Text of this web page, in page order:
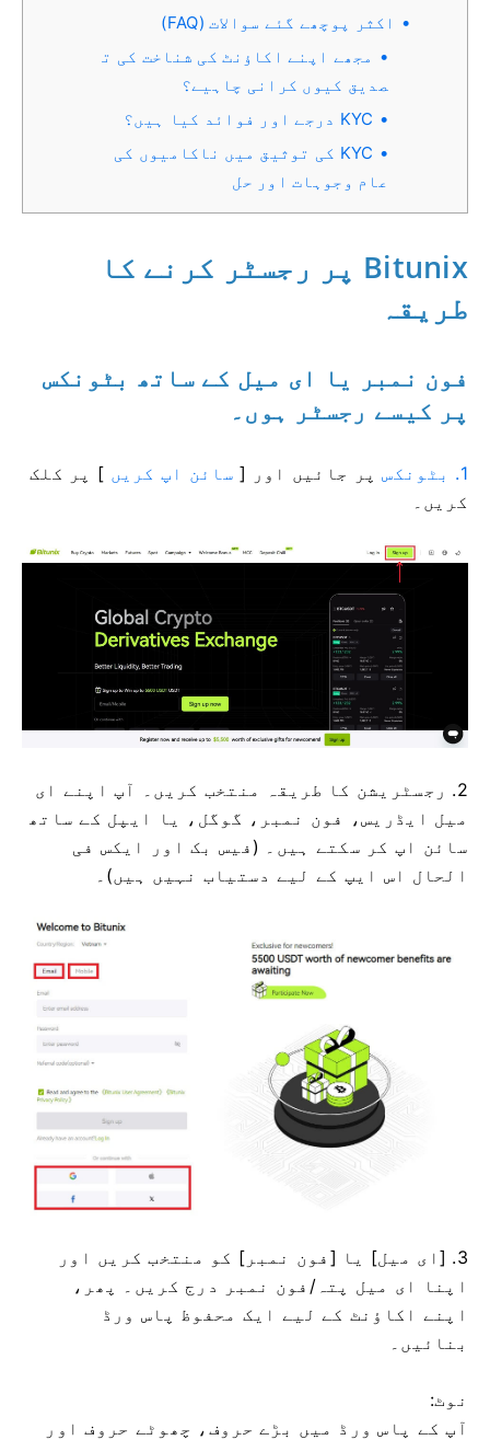
اکثر پوچھے گئے سوالات (FAQ)
مجھے اپنے اکاؤنٹ کی شناخت کی ت
صدیق کیوں کرانی چاہیے؟
KYC درجے اور فوائد کیا ہیں؟
KYC کی توثیق میں ناکامیوں کی
عام وجوہات اور حل
Bitunix پر رجسٹر کرنے کا
طریقہ
فون نمبر یا ای میل کے ساتھ بٹونکس
پر کیسے رجسٹر ہوں۔
1. بٹونکس پر جائیں اور [ سائن اپ کریں ] پر کلک
کریں۔
2. رجسٹریشن کا طریقہ منتخب کریں۔
آپ اپنے ای
میل ایڈریس، فون نمبر، گوگل، یا ایپل کے ساتھ
سائن اپ کر سکتے ہیں۔ (فیس بک اور ایکس فی
الحال اس ایپ کے لیے دستیاب نہیں ہیں)۔
3. [ای میل] یا [فون نمبر] کو منتخب کریں اور
اپنا ای میل پتہ/فون نمبر درج کریں۔
پھر،
اپنے اکاؤنٹ کے لیے ایک محفوظ پاس ورڈ
بنائیں۔
نوٹ:
آپ کے پاس ورڈ میں بڑے حروف، چھوٹے حروف اور